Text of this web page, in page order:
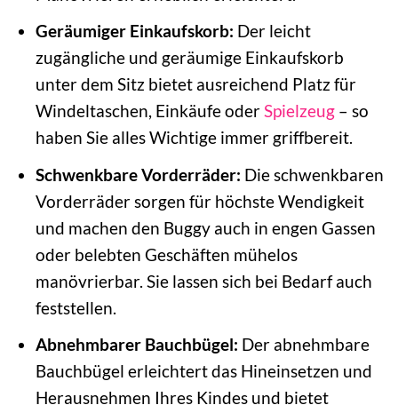
Geräumiger Einkaufskorb: Der leicht
zugängliche und geräumige Einkaufskorb
unter dem Sitz bietet ausreichend Platz für
Windeltaschen, Einkäufe oderSpielzeug– so
haben Sie alles Wichtige immer griffbereit.
Schwenkbare Vorderräder: Die schwenkbaren
Vorderräder sorgen für höchste Wendigkeit
und machen den Buggy auch in engen Gassen
oder belebten Geschäften mühelos
manövrierbar. Sie lassen sich bei Bedarf auch
feststellen.
Abnehmbarer Bauchbügel: Der abnehmbare
Bauchbügel erleichtert das Hineinsetzen und
Herausnehmen Ihres Kindes und bietet